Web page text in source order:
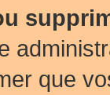
que